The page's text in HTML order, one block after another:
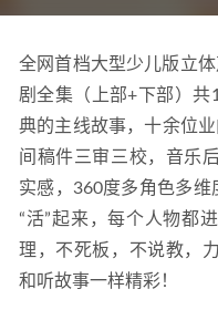
全网首档大型少儿版立
剧全集（上部+下部）
典的主线故事，十余位
间稿件三审三校，音乐
实感，360度多角色多维
“活”起来，每个人物都
理，不死板，不说教，
和听故事一样精彩！
《 一二三年级全科学
PDF文档 2021-10-07
《凯叔：海底小纵队》
2020-09-26
苏教版-小学三年级语
下载 2021-10-10
《大猫老师49个清晨作